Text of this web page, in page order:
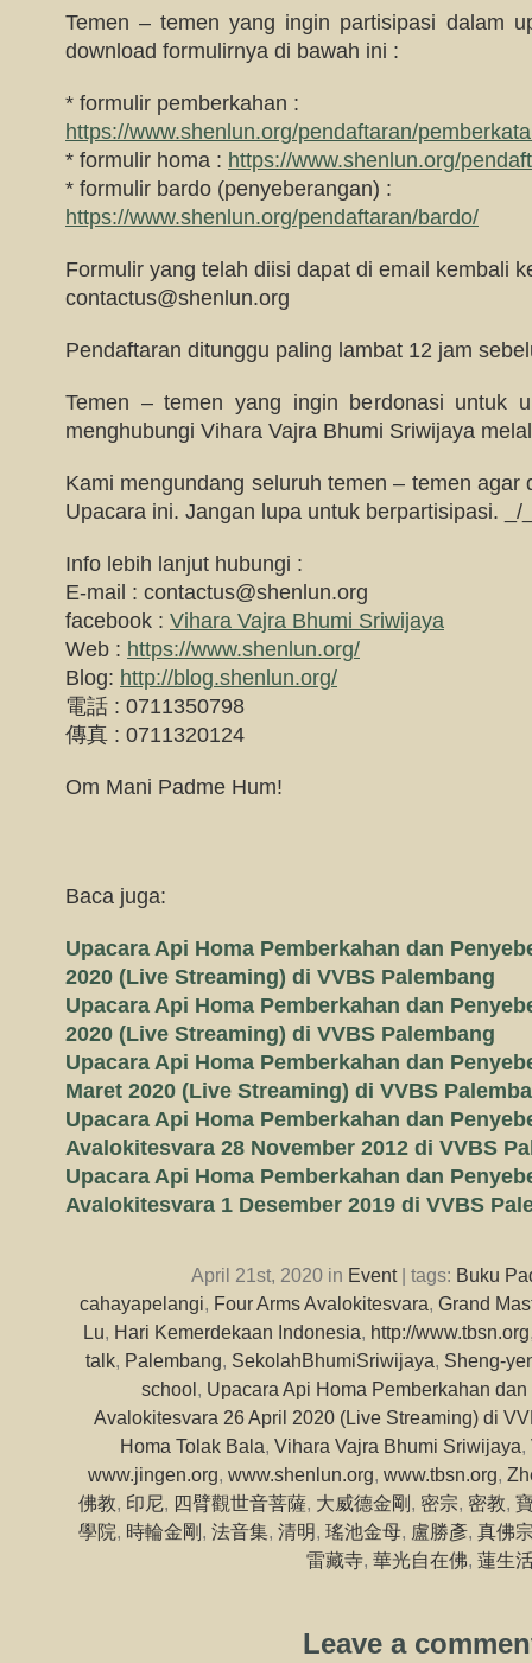
Temen – temen yang ingin partisipasi dalam
download formulirnya di bawah ini :
* formulir pemberkahan :
https://www.shenlun.org/pendaftaran/
* formulir homa : https://www.shenlun.org/
* formulir bardo (penyeberangan) :
https://www.shenlun.org/pendaftaran/bardo/
Formulir yang telah diisi dapat di email kembali
contactus@shenlun.org
Pendaftaran ditunggu paling lambat 12 jam
Temen – temen yang ingin berdonasi untuk
menghubungi Vihara Vajra Bhumi Sriwijaya
Kami mengundang seluruh temen – temen agar
Upacara ini. Jangan lupa untuk berpartisipasi. _/
Info lebih lanjut hubungi :
E-mail : contactus@shenlun.org
facebook : Vihara Vajra Bhumi Sriwijaya
Web : https://www.shenlun.org/
Blog: http://blog.shenlun.org/
電話 : 0711350798
傳真 : 0711320124
Om Mani Padme Hum!
Baca juga:
Upacara Api Homa Pemberkahan dan
2020 (Live Streaming) di VVBS Palembang
Upacara Api Homa Pemberkahan dan
2020 (Live Streaming) di VVBS Palembang
Upacara Api Homa Pemberkahan dan
Maret 2020 (Live Streaming) di VVBS
Upacara Api Homa Pemberkahan dan
Avalokitesvara 28 November 2012 di VVBS
Upacara Api Homa Pemberkahan dan
Avalokitesvara 1 Desember 2019 di VVBS
April 21st, 2020 in Event| tags: Buku
cahayapelangi, Four Arms Avalokitesvara, Grand
Lu, Hari Kemerdekaan Indonesia, http://www.tbsn.org
talk, Palembang, SekolahBhumiSriwijaya, Sheng-
school, Upacara Api Homa Pemberkahan
Avalokitesvara 26 April 2020 (Live Streaming) di
Homa Tolak Bala, Vihara Vajra Bhumi Sriwijaya,
www.jingen.org, www.shenlun.org, www.tbsn.org,
佛教, 印尼, 四臂觀世音菩薩, 大威德金剛, 密宗, 密教,
學院, 時輪金剛, 法音集, 清明, 瑤池金母, 盧勝彥, 真佛
雷藏寺, 華光自在佛, 蓮生
Leave a